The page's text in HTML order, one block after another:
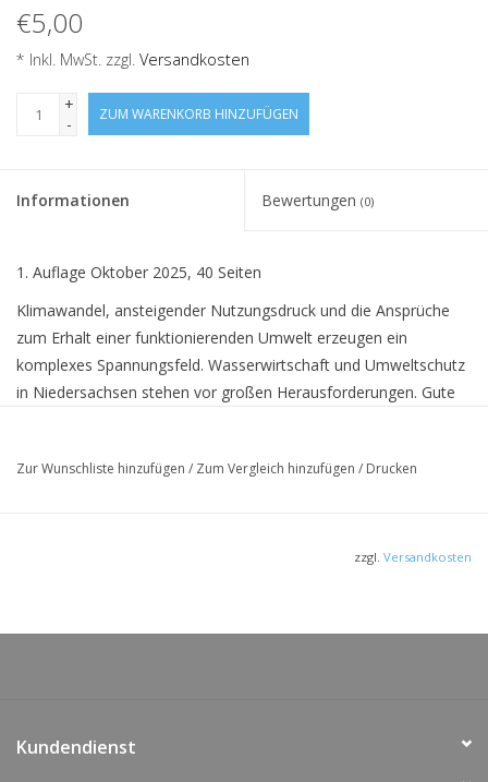
€5,00
* Inkl. MwSt. zzgl. Versandkosten
+
-
ZUM WARENKORB HINZUFÜGEN
Informationen Bewertungen (0)
1. Auflage Oktober 2025, 40 Seiten
Klimawandel, ansteigender Nutzungsdruck und die Ansprüche
zum Erhalt einer funktionierenden Umwelt erzeugen ein
komplexes Spannungsfeld. Wasserwirtschaft und Umweltschutz
in Niedersachsen stehen vor großen Herausforderungen. Gute
bewirtschaftete Ressource auch für nachfolgende Generationen
Zur Wunschliste hinzufügen / Zum Vergleich hinzufügen / Drucken
zzgl. Versandkosten
Kundendienst